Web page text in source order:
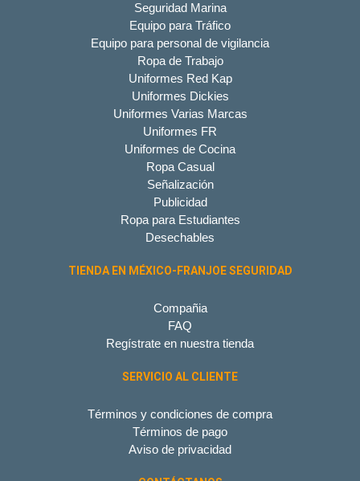
Seguridad Marina
Equipo para Tráfico
Equipo para personal de vigilancia
Ropa de Trabajo
Uniformes Red Kap
Uniformes Dickies
Uniformes Varias Marcas
Uniformes FR
Uniformes de Cocina
Ropa Casual
Señalización
Publicidad
Ropa para Estudiantes
Desechables
TIENDA EN MÉXICO-FRANJOE SEGURIDAD
Compañia
FAQ
Regístrate en nuestra tienda
SERVICIO AL CLIENTE
Términos y condiciones de compra
Términos de pago
Aviso de privacidad